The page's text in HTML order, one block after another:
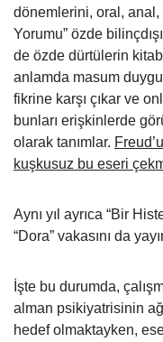
dönemlerini, oral, anal,
Yorumu” özde
de özde dürtülerin
anlamda masum
fikrine karşı çıkar ve
bunları erişkinlerde
olarak tanımlar.
kuşkusuz bu eseri
Aynı yıl ayrıca “Bir
“Dora” vakasını da
İşte bu durumda,
alman psikiyatrisinin
hedef olmaktayken,